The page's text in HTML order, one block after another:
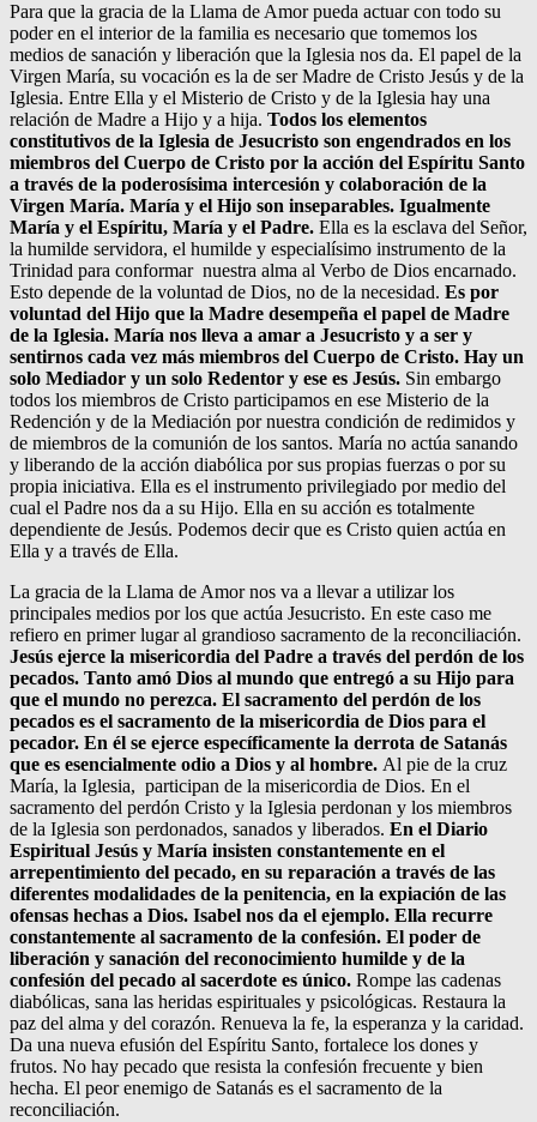
Para que la gracia de la Llama de Amor pueda actuar con todo su
poder en el interior de la familia es necesario que tomemos los
medios de sanación y liberación que la Iglesia nos da. El papel de la
Virgen María, su vocación es la de ser Madre de Cristo Jesús y de la
Iglesia. Entre Ella y el Misterio de Cristo y de la Iglesia hay una
relación de Madre a Hijo y a hija. Todos los elementos
constitutivos de la Iglesia de Jesucristo son engendrados en los
miembros del Cuerpo de Cristo por la acción del Espíritu Santo
a través de la poderosísima intercesión y colaboración de la
Virgen María. María y el Hijo son inseparables. Igualmente
María y el Espíritu, María y el Padre. Ella es la esclava del Señor,
la humilde servidora, el humilde y especialísimo instrumento de la
Trinidad para conformar nuestra alma al Verbo de Dios encarnado.
Esto depende de la voluntad de Dios, no de la necesidad. Es por
voluntad del Hijo que la Madre desempeña el papel de Madre
de la Iglesia. María nos lleva a amar a Jesucristo y a ser y
sentirnos cada vez más miembros del Cuerpo de Cristo. Hay un
solo Mediador y un solo Redentor y ese es Jesús. Sin embargo
todos los miembros de Cristo participamos en ese Misterio de la
Redención y de la Mediación por nuestra condición de redimidos y
de miembros de la comunión de los santos. María no actúa sanando
y liberando de la acción diabólica por sus propias fuerzas o por su
propia iniciativa. Ella es el instrumento privilegiado por medio del
cual el Padre nos da a su Hijo. Ella en su acción es totalmente
dependiente de Jesús. Podemos decir que es Cristo quien actúa en
Ella y a través de Ella.
La gracia de la Llama de Amor nos va a llevar a utilizar los
principales medios por los que actúa Jesucristo. En este caso me
refiero en primer lugar al grandioso sacramento de la reconciliación.
Jesús ejerce la misericordia del Padre a través del perdón de los
pecados. Tanto amó Dios al mundo que entregó a su Hijo para
que el mundo no perezca. El sacramento del perdón de los
pecados es el sacramento de la misericordia de Dios para el
pecador. En él se ejerce específicamente la derrota de Satanás
que es esencialmente odio a Dios y al hombre. Al pie de la cruz
María, la Iglesia, participan de la misericordia de Dios. En el
sacramento del perdón Cristo y la Iglesia perdonan y los miembros
de la Iglesia son perdonados, sanados y liberados. En el Diario
Espiritual Jesús y María insisten constantemente en el
arrepentimiento del pecado, en su reparación a través de las
diferentes modalidades de la penitencia, en la expiación de las
ofensas hechas a Dios. Isabel nos da el ejemplo. Ella recurre
constantemente al sacramento de la confesión. El poder de
liberación y sanación del reconocimiento humilde y de la
confesión del pecado al sacerdote es único. Rompe las cadenas
diabólicas, sana las heridas espirituales y psicológicas. Restaura la
paz del alma y del corazón. Renueva la fe, la esperanza y la caridad.
Da una nueva efusión del Espíritu Santo, fortalece los dones y
frutos. No hay pecado que resista la confesión frecuente y bien
hecha. El peor enemigo de Satanás es el sacramento de la
reconciliación.